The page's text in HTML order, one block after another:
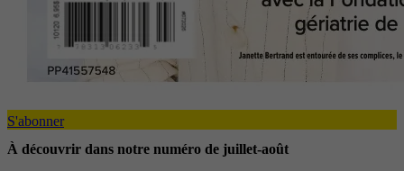
S'abonner
À découvrir dans notre numéro de juillet-août